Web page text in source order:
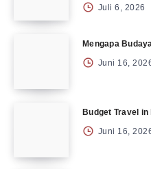
Juli 6, 2026
Mengapa
Juni 16,
Budget Travel
Juni 16,